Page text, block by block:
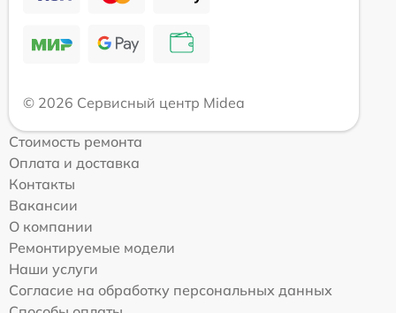
© 2026 Сервисный центр Midea
Стоимость ремонта
Оплата и доставка
Контакты
Вакансии
О компании
Ремонтируемые модели
Наши услуги
Согласие на обработку персональных данных